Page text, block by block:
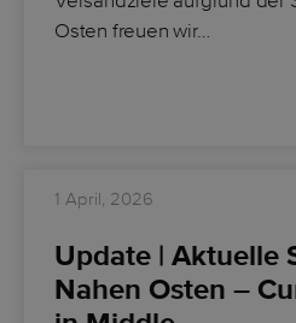
Osten freuen wir…
1 April, 2026
Update | Aktuelle
Nahen Osten –